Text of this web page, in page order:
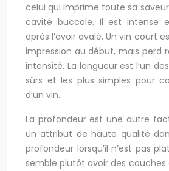
celui qui imprime toute sa
cavité buccale. Il est intense
après l’avoir avalé. Un vin court
impression au début, mais perd
intensité. La longueur est l’un
sûrs et les plus simples pour
d’un vin.
La profondeur est une autre
un attribut de haute qualité
profondeur lorsqu’il n’est pas
semble plutôt avoir des couches